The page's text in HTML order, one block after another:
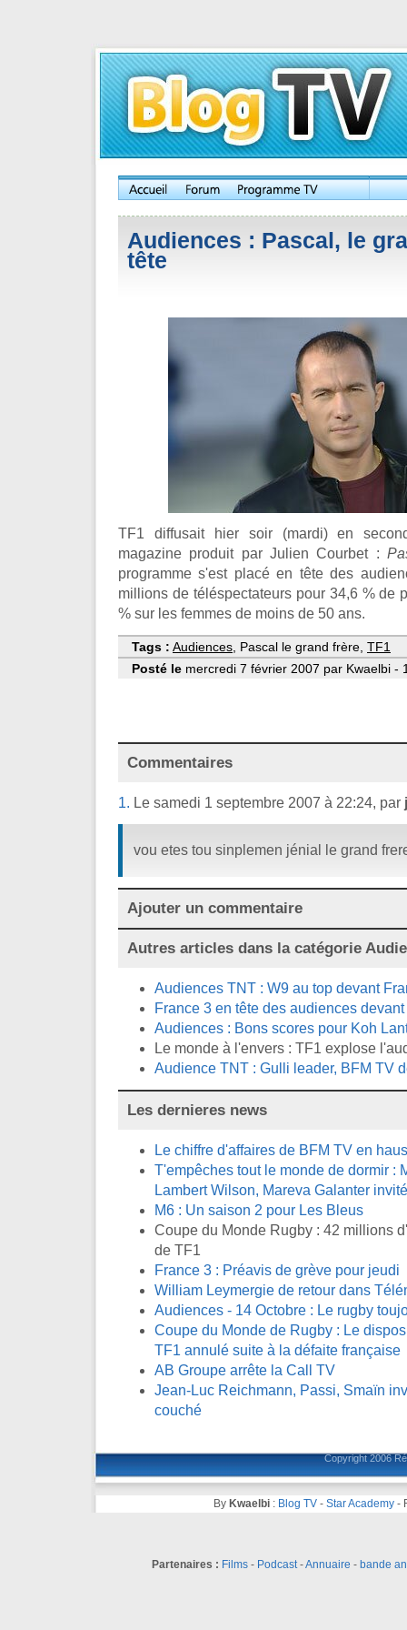
Audiences : Pascal, le
tête
TF1 diffusait hier soir (mardi) en
magazine produit par Julien Courbet :
programme s'est placé en tête des
millions de téléspectateurs pour 34,6 % de
% sur les femmes de moins de 50 ans.
Tags : Audiences , Pascal le grand frère, TF1
Posté le mercredi 7 février 2007 par Kwaelbi -
Commentaires
1. Le samedi 1 septembre 2007 à 22:24, par
vou etes tou sinplemen jénial le grand
Ajouter un commentaire
Autres articles dans la catégorie
Audiences TNT : W9 au top devant
France 3 en tête des audiences
Audiences : Bons scores pour Koh
Le monde à l'envers : TF1 explose
Audience TNT : Gulli leader, BFM TV
Les dernieres news
Le chiffre d'affaires de BFM TV en
T'empêches tout le monde de dormir :
Lambert Wilson, Mareva Galanter
M6 : Un saison 2 pour Les Bleus
Coupe du Monde Rugby : 42 millions
de TF1
France 3 : Préavis de grève pour jeudi
William Leymergie de retour dans
Audiences - 14 Octobre : Le rugby
Coupe du Monde de Rugby : Le
TF1 annulé suite à la défaite française
AB Groupe arrête la Call TV
Jean-Luc Reichmann, Passi, Smaïn
couché
Copyright 2006
By Kwaelbi: Blog TV- Star Academy-
Partenaires : Films- Podcast-Annuaire - bande